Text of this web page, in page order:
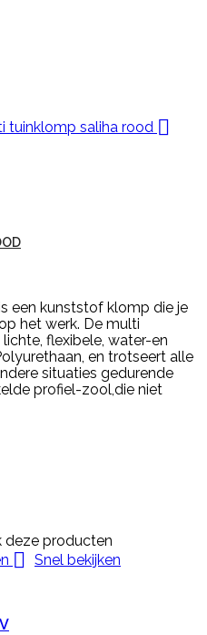

een kunststof klomp die je
het werk. De multi
flexibele, water-en
en trotseert alle
situaties gedurende
profiel-zool,die niet
deze producten

Snel bekijken